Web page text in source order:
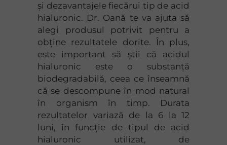
și dezavantajele fiecărui tip de acid
hialuronic. Dr. Oană te va ajuta să
alegi produsul potrivit pentru a
obține rezultatele dorite. În plus,
este important să știi că acidul
hialuronic este o substanță
biodegradabilă, ceea ce înseamnă
că se descompune în mod natural
în organism în timp. Durata
rezultatelor variază de la 6 la 12
luni, în funcție de tipul de acid
hialuronic utilizat, de